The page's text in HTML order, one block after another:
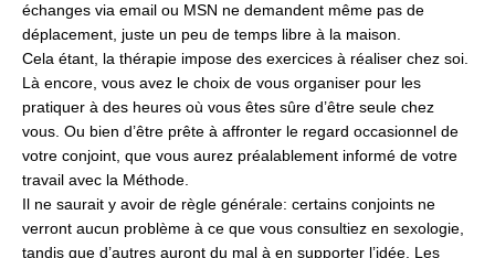
échanges via email ou MSN ne demandent même pas de
déplacement, juste un peu de temps libre à la maison.
Cela étant, la thérapie impose des exercices à réaliser chez soi.
Là encore, vous avez le choix de vous organiser pour les
pratiquer à des heures où vous êtes sûre d’être seule chez
vous. Ou bien d’être prête à affronter le regard occasionnel de
votre conjoint, que vous aurez préalablement informé de votre
travail avec la Méthode.
Il ne saurait y avoir de règle générale: certains conjoints ne
verront aucun problème à ce que vous consultiez en sexologie,
tandis que d’autres auront du mal à en supporter l’idée. Les